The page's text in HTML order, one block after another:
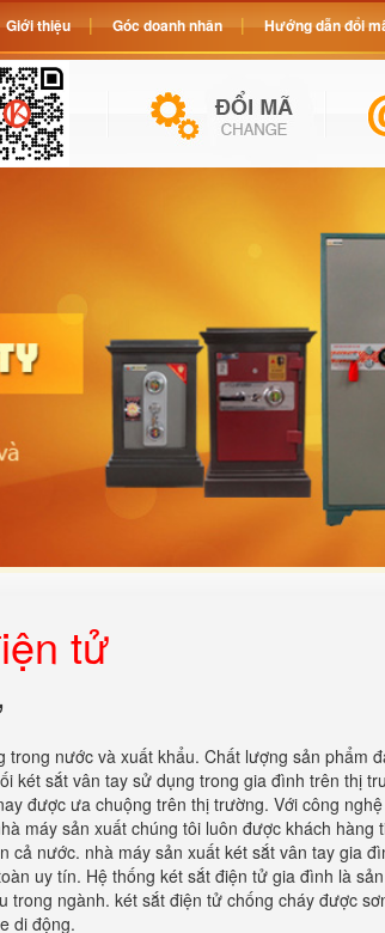
tử
nước và xuất khẩu. Chất lượng sản phẩm
két sắt vân tay sử dụng trong gia đình trên thị
được ưa chuộng trên thị trường. Với công
máy sản xuất chúng tôi luôn được khách hàng
nước. nhà máy sản xuất két sắt vân tay gia
uy tín. Hệ thống két sắt điện tử gia đình là
ngành. két sắt điện tử chống cháy được
di động.
Giới thiệu Góc doanh nhân Hướng dẫn đổi